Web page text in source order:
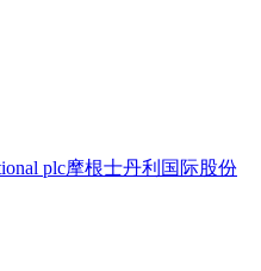
plc摩根士丹利国际股份